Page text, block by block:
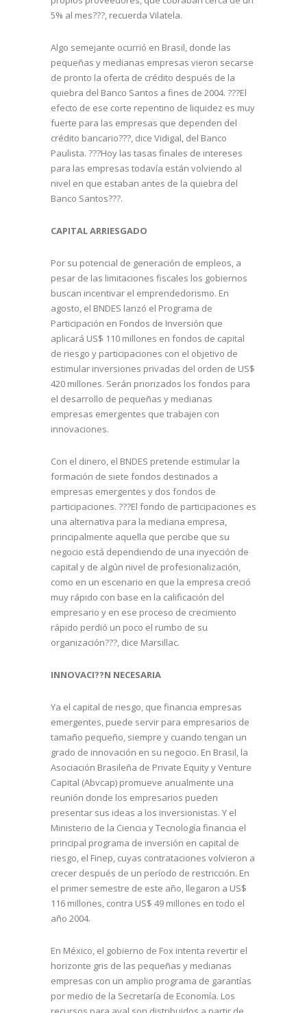
5% al mes???, recuerda Vilatela.
Algo semejante ocurrió en Brasil, donde las
pequeñas y medianas empresas vieron secarse
de pronto la oferta de crédito después de la
quiebra del Banco Santos a fines de 2004. ???El
efecto de ese corte repentino de liquidez es muy
fuerte para las empresas que dependen del
crédito bancario???, dice Vidigal, del Banco
Paulista. ???Hoy las tasas finales de intereses
para las empresas todavía están volviendo al
nivel en que estaban antes de la quiebra del
Banco Santos???.
CAPITAL ARRIESGADO
Por su potencial de generación de empleos, a
pesar de las limitaciones fiscales los gobiernos
buscan incentivar el emprendedorismo. En
agosto, el BNDES lanzó el Programa de
Participación en Fondos de Inversión que
aplicará US$ 110 millones en fondos de capital
de riesgo y participaciones con el objetivo de
estimular inversiones privadas del orden de US$
420 millones. Serán priorizados los fondos para
el desarrollo de pequeñas y medianas
empresas emergentes que trabajen con
innovaciones.
Con el dinero, el BNDES pretende estimular la
formación de siete fondos destinados a
empresas emergentes y dos fondos de
participaciones. ???El fondo de participaciones es
una alternativa para la mediana empresa,
principalmente aquella que percibe que su
negocio está dependiendo de una inyección de
capital y de algún nivel de profesionalización,
como en un escenario en que la empresa creció
muy rápido con base en la calificación del
empresario y en ese proceso de crecimiento
rápido perdió un poco el rumbo de su
organización???, dice Marsillac.
INNOVACI??N NECESARIA
Ya el capital de riesgo, que financia empresas
emergentes, puede servir para empresarios de
tamaño pequeño, siempre y cuando tengan un
grado de innovación en su negocio. En Brasil, la
Asociación Brasileña de Private Equity y Venture
Capital (Abvcap) promueve anualmente una
reunión donde los empresarios pueden
presentar sus ideas a los inversionistas. Y el
Ministerio de la Ciencia y Tecnología financia el
principal programa de inversión en capital de
riesgo, el Finep, cuyas contrataciones volvieron a
crecer después de un período de restricción. En
el primer semestre de este año, llegaron a US$
116 millones, contra US$ 49 millones en todo el
año 2004.
En México, el gobierno de Fox intenta revertir el
horizonte gris de las pequeñas y medianas
empresas con un amplio programa de garantías
por medio de la Secretaría de Economía. Los